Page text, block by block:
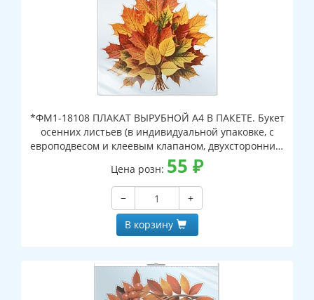
*ФМ1-18108 ПЛАКАТ ВЫРУБНОЙ А4 В ПАКЕТЕ. Букет
осенних листьев (в индивидуальной упаковке, с
европодвесом и клеевым клапаном, двухсторонний,
ВД-лак)
Цена розн: 55 ₽
−
+
В корзину